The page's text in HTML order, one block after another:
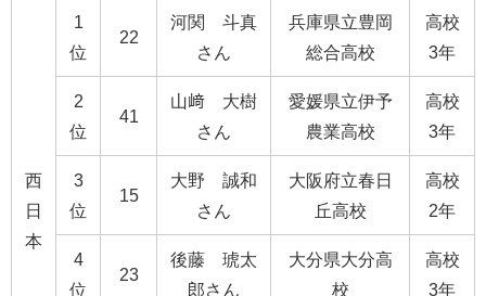
西
日
本
1
位
22
河関 斗真
さん
兵庫県立豊岡
総合高校
高校
3年
2
位
41
山﨑 大樹
さん
愛媛県立伊予
農業高校
高校
3年
3
位
15
大野 誠和
さん
大阪府立春日
丘高校
高校
2年
4
位
23
後藤 琥太
郎さん
大分県大分高
校
高校
3年